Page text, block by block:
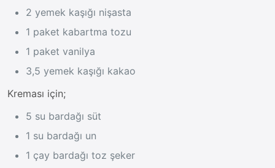
2 yemek kaşığı nişasta
1 paket kabartma tozu
1 paket vanilya
3,5 yemek kaşığı kakao
Kreması için;
5 su bardağı süt
1 su bardağı un
1 çay bardağı toz şeker